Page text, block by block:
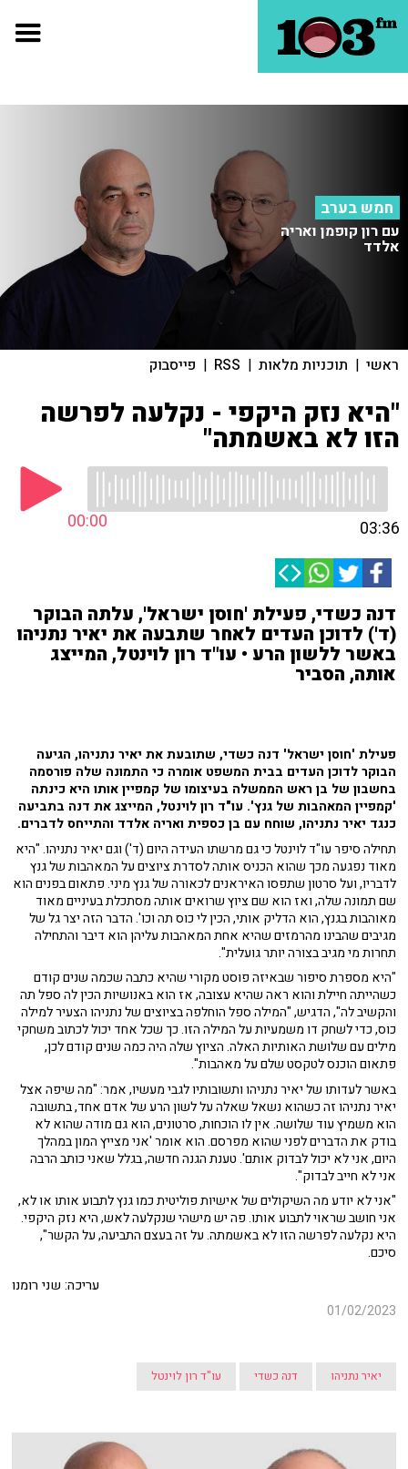
חמש בערב
עם רון קופמן ואריה
אלדד
ראשי | תוכניות מלאות |
RSS
| פייסבוק
"היא נזק היקפי - נקלעה לפרשה
הזו לא באשמתה"
00:00 03:36
דנה כשדי, פעילת 'חוסן ישראל', עלתה הבוקר
(ד') לדוכן העדים לאחר שתבעה את יאיר נתניהו
באשר ללשון הרע • עו"ד רון לוינטל, המייצג
אותה, הסביר
פעילת 'חוסן ישראל' דנה כשדי, שתובעת את יאיר נתניהו, הגיעה
הבוקר לדוכן העדים בבית המשפט אומרה כי התמונה שלה פורסמה
בחשבון של בן ראש הממשלה בעיצומו של קמפיין אותו היא כינתה
'קמפיין המאהבות של גנץ'. עו"ד רון לוינטל, המייצג את דנה בתביעה
כנגד יאיר נתניהו, שוחח עם בן כספית ואריה אלדד והתייחס לדברים.
תחילה סיפר עו"ד לוינטל כי גם מרשתו העידה היום (ד') וגם יאיר נתניהו. "היא
מאוד נפגעה מכך שהוא הכניס אותה לסדרת ציוצים על המאהבות של גנץ
לדבריו, ועל סרטון שתפסו האיראנים לכאורה של גנץ מיני. פתאום בפנים הוא
שם תמונה שלה, ואז הוא שם ציוץ שרואים אותה מסתכלת בעיניים מאוד
מאוהבות בגנץ, הוא הדליק אותי, הכין לי כוס תה וכו'. הדבר הזה יצר גל של
מגיבים שהבינו מהרמזים שהיא אחת המאהבות עליהן הוא דיבר והתחילה
תחרות מי מגיב בצורה יותר גועלית".
"היא מספרת סיפור שבאיזה פוסט מקורי שהיא כתבה שכמה שנים קודם
כשהייתה חיילת והוא ראה שהיא עצובה, אז הוא באנושיות הכין לה ספל תה
והקשיב לה", הדגיש, "המילה ספל הוחלפה בציוצים של נתניהו הצעיר למילה
כוס, כדי לשחק דו משמעיות על המילה הזו. כך שכל אחד יכול לכתוב משחקי
מילים עם שלושת האותיות האלה. הציוץ שלה היה כמה שנים קודם לכן,
פתאום הוכנס לטקסט שלם על מאהבות".
באשר לעדותו של יאיר נתניהו ותשובותיו לגבי מעשיו, אמר: "מה שיפה אצל
יאיר נתניהו זה כשהוא נשאל שאלה על לשון הרע של אדם אחד, בתשובה
הוא משמיץ עוד שלושה. אין לו הוכחות, סרטונים, הוא גם מודה שהוא לא
בודק את הדברים לפני שהוא מפרסם. הוא אומר 'אני מצייץ המון במהלך
היום, אני לא יכול לבדוק אותם'. טענת הגנה חדשה, בגלל שאני כותב הרבה
אני לא חייב לבדוק".
"אני לא יודע מה השיקולים של אישיות פוליטית כמו גנץ לתבוע אותו או לא,
אני חושב שראוי לתבוע אותו. פה יש מישהי שנקלעה לאש, היא נזק היקפי.
היא נקלעה לפרשה הזו לא באשמתה. על זה בעצם התביעה, על הקשר",
סיכם.
עריכה: שני רומנו
01/02/2023
יאיר נתניהו דנה כשדי עו"ד רון לוינטל